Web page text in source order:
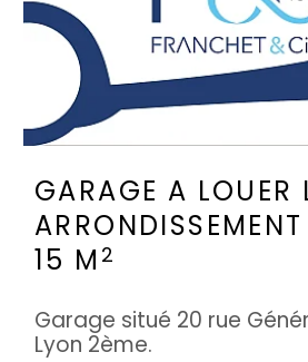
GARAGE A LOUER
ARRONDISSEMENT
15 M 2
Garage situé 20 rue
Lyon 2ème.